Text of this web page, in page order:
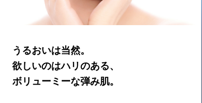
うるおいは当然。
欲しいのはハリのある、
ボリューミーな弾み肌。